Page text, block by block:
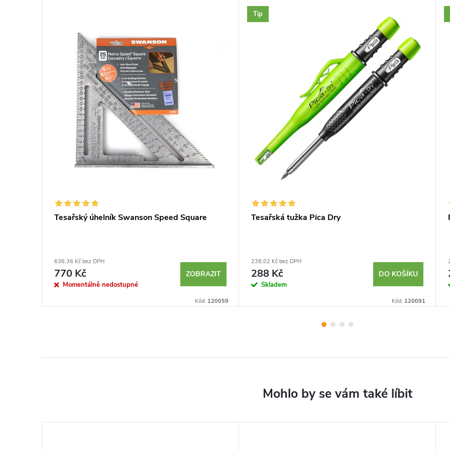
Tesařský úhelník Swanson Speed Square
636,36 Kč bez DPH
770 Kč
Momentálně nedostupné
ZOBRAZIT
Kód: 120059
Tip
Tesařská tužka Pica Dry
238,02 Kč bez DPH
288 Kč
Skladem
DO KOŠÍKU
Kód: 120091